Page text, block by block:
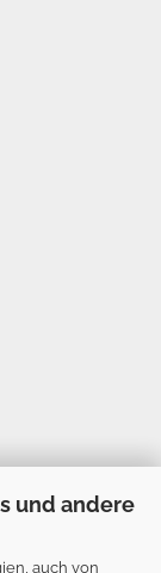
und andere
auch von